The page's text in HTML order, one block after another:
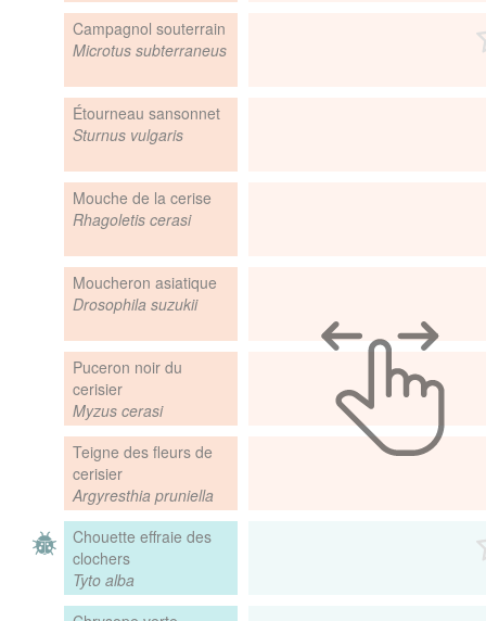
Campagnol souterrain
Microtus subterraneus
Étourneau sansonnet
Sturnus vulgaris
Mouche de la cerise
Rhagoletis cerasi
Moucheron asiatique
Drosophila suzukii
Puceron noir du
cerisier
Myzus cerasi
Teigne des fleurs de
cerisier
Argyresthia pruniella
Chouette effraie des
clochers
Tyto alba